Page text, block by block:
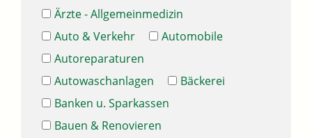
Ärzte - Allgemeinmedizin
Auto & Verkehr
Automobile
Autoreparaturen
Autowaschanlagen
Bäckerei
Banken u. Sparkassen
Bauen & Renovieren